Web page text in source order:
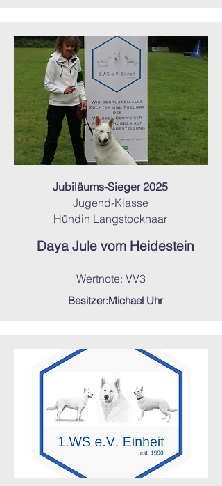
Jubiläums-Sieger 2025
Jugend-Klasse
Hündin Langstockhaar
Daya Jule vom Heidestein
Wertnote: VV3
Besitzer:Michael Uhr